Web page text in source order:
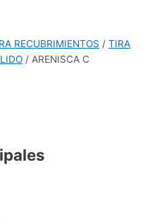
RECUBRIMIENTOS / TIRA
/ ARENISCA C